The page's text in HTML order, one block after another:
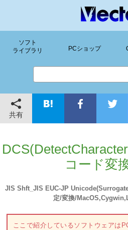
ソフト
ライブラリ
PCショップ
共有
コード変
JIS Shft_JIS EUC-JP
定/変換/
ここで紹介しているソフトウェアは